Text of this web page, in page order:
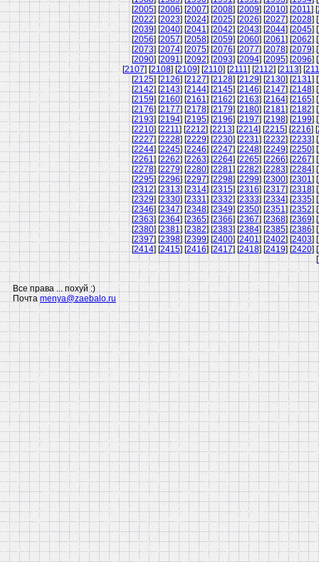
[2005] [2006] [2007] [2008] [2009] [2010] [2011] [
[2022] [2023] [2024] [2025] [2026] [2027] [2028] [
[2039] [2040] [2041] [2042] [2043] [2044] [2045] [
[2056] [2057] [2058] [2059] [2060] [2061] [2062] [
[2073] [2074] [2075] [2076] [2077] [2078] [2079] [
[2090] [2091] [2092] [2093] [2094] [2095] [2096] [
[2107] [2108] [2109] [2110] [2111] [2112] [2113] [
[2125] [2126] [2127] [2128] [2129] [2130] [2131] [
[2142] [2143] [2144] [2145] [2146] [2147] [2148] [
[2159] [2160] [2161] [2162] [2163] [2164] [2165] [
[2176] [2177] [2178] [2179] [2180] [2181] [2182] [
[2193] [2194] [2195] [2196] [2197] [2198] [2199] [
[2210] [2211] [2212] [2213] [2214] [2215] [2216] [
[2227] [2228] [2229] [2230] [2231] [2232] [2233] [
[2244] [2245] [2246] [2247] [2248] [2249] [2250] [
[2261] [2262] [2263] [2264] [2265] [2266] [2267] [
[2278] [2279] [2280] [2281] [2282] [2283] [2284] [
[2295] [2296] [2297] [2298] [2299] [2300] [2301] [
[2312] [2313] [2314] [2315] [2316] [2317] [2318] [
[2329] [2330] [2331] [2332] [2333] [2334] [2335] [
[2346] [2347] [2348] [2349] [2350] [2351] [2352] [
[2363] [2364] [2365] [2366] [2367] [2368] [2369] [
[2380] [2381] [2382] [2383] [2384] [2385] [2386] [
[2397] [2398] [2399] [2400] [2401] [2402] [2403] [
[2414] [2415] [2416] [2417] [2418] [2419] [2420] [
[
Все права ... похуй :)
Почтаmenya@zaebalo.ru